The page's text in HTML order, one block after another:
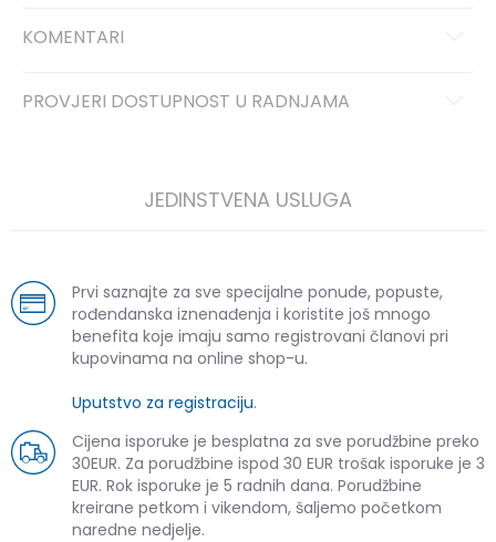
KOMENTARI
PROVJERI DOSTUPNOST U RADNJAMA
JEDINSTVENA USLUGA
Prvi saznajte za sve specijalne ponude, popuste,
rođendanska iznenađenja i koristite još mnogo
benefita koje imaju samo registrovani članovi pri
kupovinama na online shop-u.
Uputstvo za registraciju.
Cijena isporuke je besplatna za sve porudžbine preko
30EUR. Za porudžbine ispod 30 EUR trošak isporuke je 3
EUR. Rok isporuke je 5 radnih dana. Porudžbine
kreirane petkom i vikendom, šaljemo početkom
naredne nedjelje.